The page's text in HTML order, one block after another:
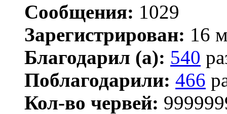
Сообщения: 1029
Зарегистрирован: 16
Благодарил (а): 540
Поблагодарили: 466
Кол-во червей: